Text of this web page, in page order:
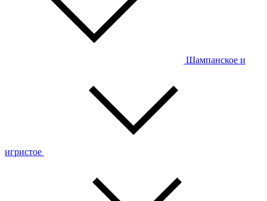
Шампанское и
игристое